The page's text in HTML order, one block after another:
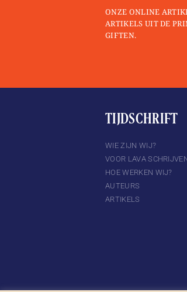
ONZE ONLINE
ARTIKELS UIT DE
GIFTEN.
TIJDSCHRIFT
WIE ZIJN WIJ?
VOOR LAVA
HOE WERKEN WIJ?
AUTEURS
ARTIKELS